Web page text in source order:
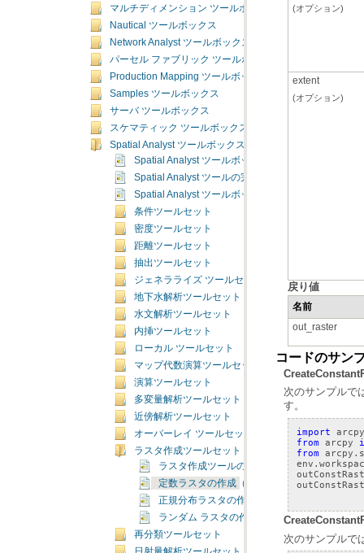
マルチディメンション ツールボックス
Nautical ツールボックス
Network Analyst ツールボックス
パーセル ファブリック ツールボックス
Production Mapping ツールボックス
Samples ツールボックス
サーバ ツールボックス
スケマティック ツールボックス
Spatial Analyst ツールボックス
Spatial Analyst ツールボックスの概要
Spatial Analyst ツールの完全なリスト
Spatial Analyst ツールボックスのライセンス
条件ツールセット
密度ツールセット
距離ツールセット
抽出ツールセット
ジェネラライズ ツールセット
地下水解析ツールセット
水文解析ツールセット
内挿ツールセット
ローカル ツールセット
マップ代数演算ツールセット
演算ツールセット
多変量解析ツールセット
近傍解析ツールセット
オーバーレイ ツールセット
ラスタ作成ツールセット
ラスタ作成ツールの概要
定数ラスタの作成（Create Constant Raster）
正規分布ラスタの作成（Create Normal Raster
ランダム ラスタの作成（Create Random
再分類ツールセット
(オプション)
extent
(オプション)
戻り値
名前
out_raster
コードのサン
す。
import arcpy
from arcpy
from
env .
次のサンプルで